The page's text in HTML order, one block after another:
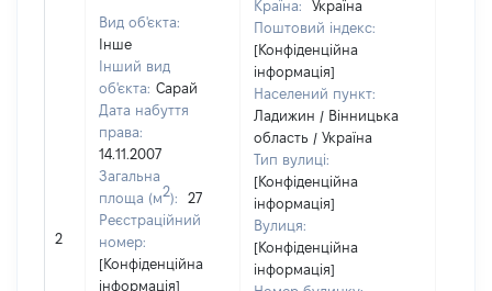
2
Вид об'єкта:
Інше
Інший вид
об'єкта: Сарай
Дата набуття
права:
14.11.2007
Загальна
площа (м2):
27
Реєстраційний
номер:
[Конфіденційна
інформація]
Країна:
Україна
Поштовий індекс:
[Конфіденційна
інформація]
Населений пункт:
Ладижин / Вінницька
область / Україна
Тип вулиці:
[Конфіденційна
інформація]
Вулиця:
[Конфіденційна
інформація]